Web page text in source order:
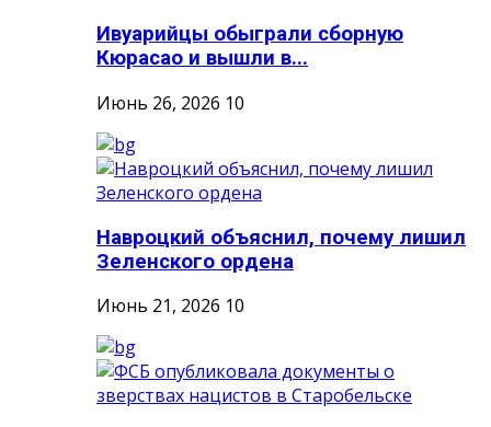
Ивуарийцы обыграли сборную
Кюрасао и вышли в...
Июнь 26, 2026 10
Навроцкий объяснил, почему лишил
Зеленского ордена
Июнь 21, 2026 10